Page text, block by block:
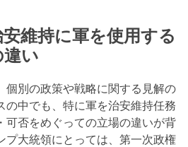
維持に軍を使用する
い
別の政策や戦略に関する見解の
の中でも、特に軍を治安維持任務
可否をめぐっての立場の違いが背
プ大統領にとっては、第一次政権